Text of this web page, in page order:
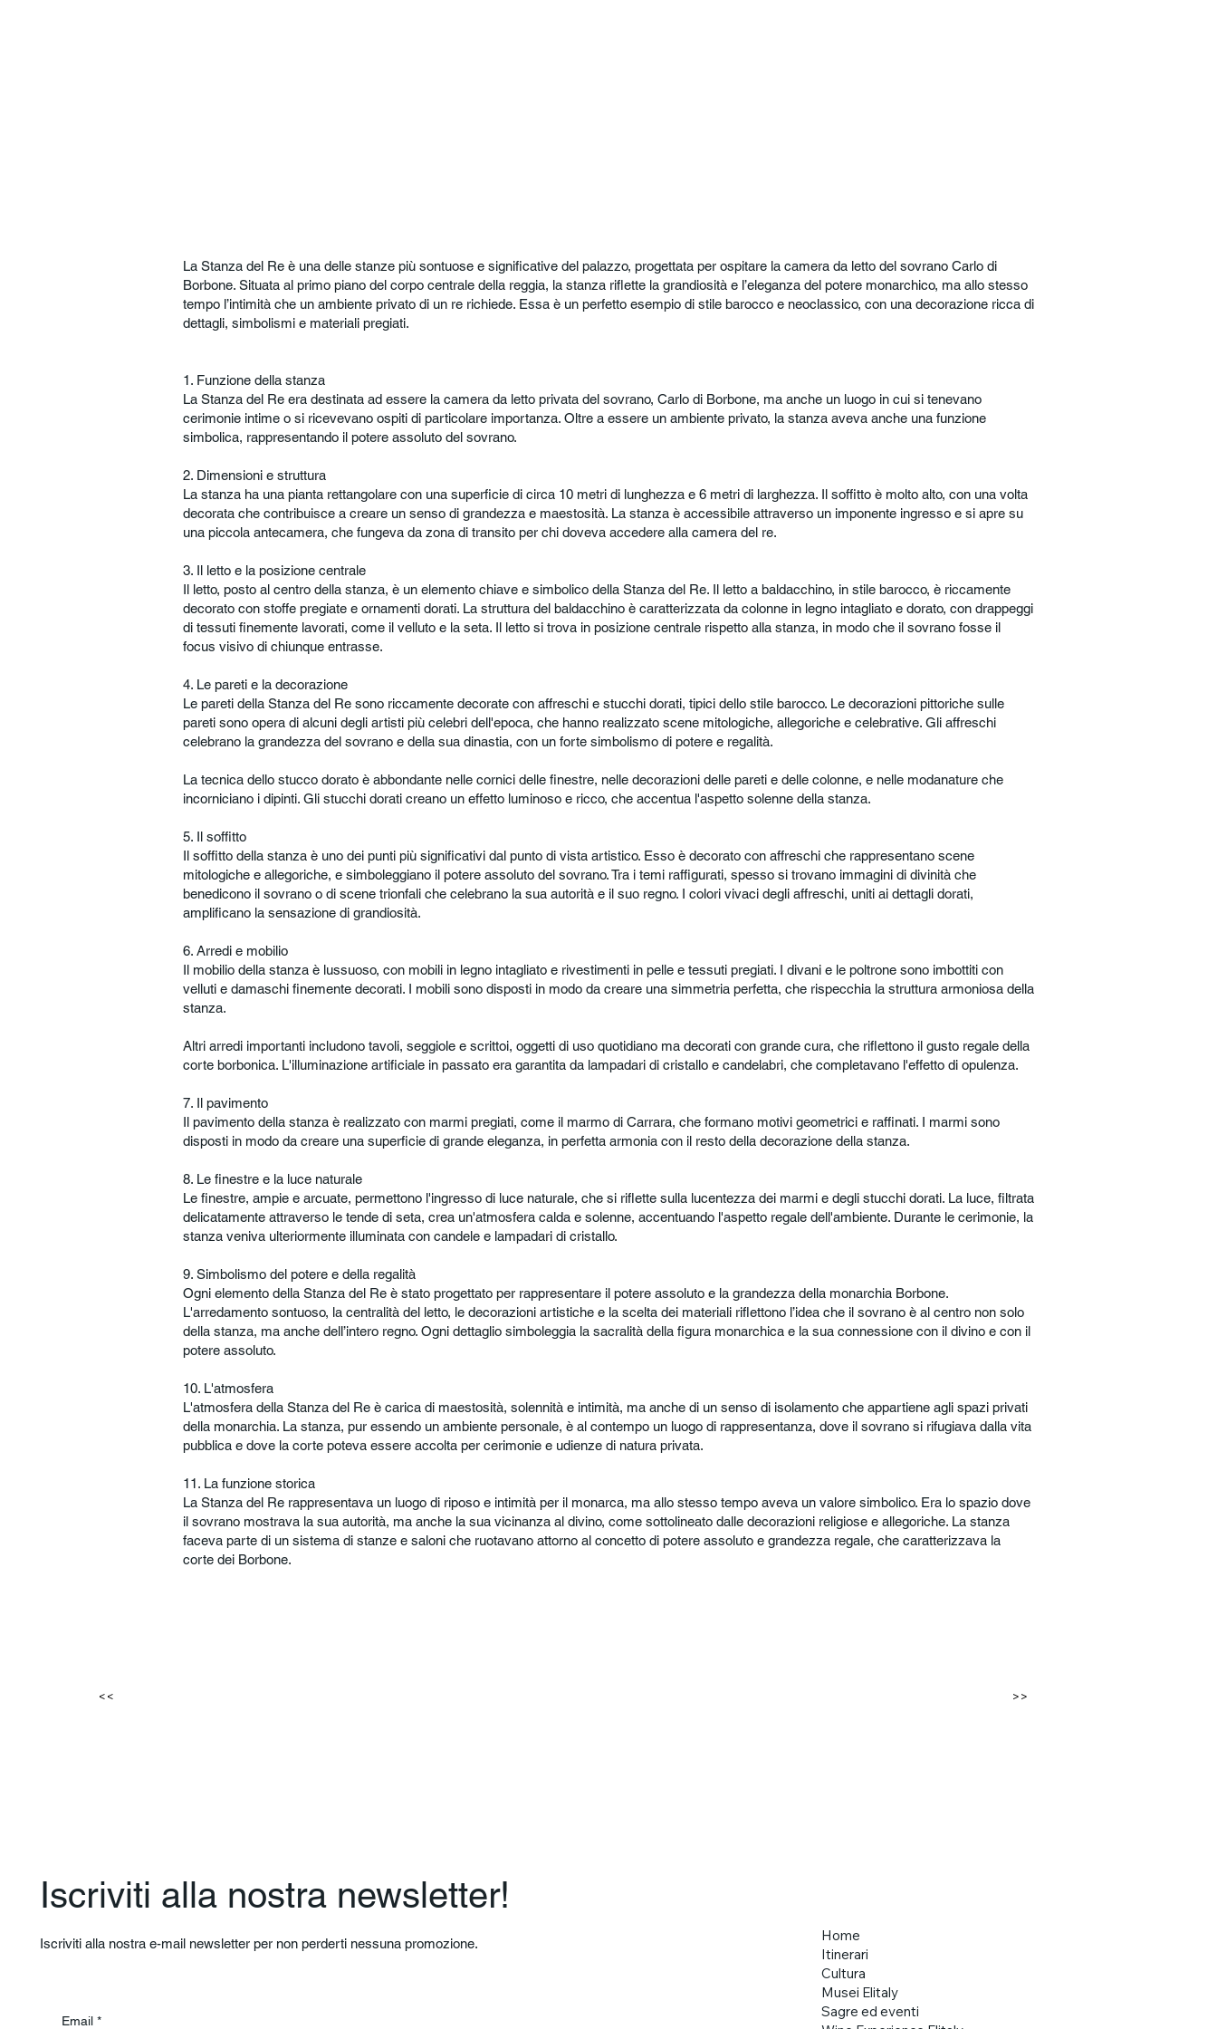
La Stanza del Re è una delle stanze più sontuose e significative del palazzo, progettata per ospitare la camera da letto del sovrano Carlo di
Borbone. Situata al primo piano del corpo centrale della reggia, la stanza riflette la grandiosità e l’eleganza del potere monarchico, ma allo stesso
tempo l’intimità che un ambiente privato di un re richiede. Essa è un perfetto esempio di stile barocco e neoclassico, con una decorazione ricca di
dettagli, simbolismi e materiali pregiati.
1. Funzione della stanza
La Stanza del Re era destinata ad essere la camera da letto privata del sovrano, Carlo di Borbone, ma anche un luogo in cui si tenevano
cerimonie intime o si ricevevano ospiti di particolare importanza. Oltre a essere un ambiente privato, la stanza aveva anche una funzione
simbolica, rappresentando il potere assoluto del sovrano.
2. Dimensioni e struttura
La stanza ha una pianta rettangolare con una superficie di circa 10 metri di lunghezza e 6 metri di larghezza. Il soffitto è molto alto, con una volta
decorata che contribuisce a creare un senso di grandezza e maestosità. La stanza è accessibile attraverso un imponente ingresso e si apre su
una piccola antecamera, che fungeva da zona di transito per chi doveva accedere alla camera del re.
3. Il letto e la posizione centrale
Il letto, posto al centro della stanza, è un elemento chiave e simbolico della Stanza del Re. Il letto a baldacchino, in stile barocco, è riccamente
decorato con stoffe pregiate e ornamenti dorati. La struttura del baldacchino è caratterizzata da colonne in legno intagliato e dorato, con drappeggi
di tessuti finemente lavorati, come il velluto e la seta. Il letto si trova in posizione centrale rispetto alla stanza, in modo che il sovrano fosse il
focus visivo di chiunque entrasse.
4. Le pareti e la decorazione
Le pareti della Stanza del Re sono riccamente decorate con affreschi e stucchi dorati, tipici dello stile barocco. Le decorazioni pittoriche sulle
pareti sono opera di alcuni degli artisti più celebri dell'epoca, che hanno realizzato scene mitologiche, allegoriche e celebrative. Gli affreschi
celebrano la grandezza del sovrano e della sua dinastia, con un forte simbolismo di potere e regalità.
La tecnica dello stucco dorato è abbondante nelle cornici delle finestre, nelle decorazioni delle pareti e delle colonne, e nelle modanature che
incorniciano i dipinti. Gli stucchi dorati creano un effetto luminoso e ricco, che accentua l'aspetto solenne della stanza.
5. Il soffitto
Il soffitto della stanza è uno dei punti più significativi dal punto di vista artistico. Esso è decorato con affreschi che rappresentano scene
mitologiche e allegoriche, e simboleggiano il potere assoluto del sovrano. Tra i temi raffigurati, spesso si trovano immagini di divinità che
benedicono il sovrano o di scene trionfali che celebrano la sua autorità e il suo regno. I colori vivaci degli affreschi, uniti ai dettagli dorati,
amplificano la sensazione di grandiosità.
6. Arredi e mobilio
Il mobilio della stanza è lussuoso, con mobili in legno intagliato e rivestimenti in pelle e tessuti pregiati. I divani e le poltrone sono imbottiti con
velluti e damaschi finemente decorati. I mobili sono disposti in modo da creare una simmetria perfetta, che rispecchia la struttura armoniosa della
stanza.
Altri arredi importanti includono tavoli, seggiole e scrittoi, oggetti di uso quotidiano ma decorati con grande cura, che riflettono il gusto regale della
corte borbonica. L'illuminazione artificiale in passato era garantita da lampadari di cristallo e candelabri, che completavano l'effetto di opulenza.
7. Il pavimento
Il pavimento della stanza è realizzato con marmi pregiati, come il marmo di Carrara, che formano motivi geometrici e raffinati. I marmi sono
disposti in modo da creare una superficie di grande eleganza, in perfetta armonia con il resto della decorazione della stanza.
8. Le finestre e la luce naturale
Le finestre, ampie e arcuate, permettono l'ingresso di luce naturale, che si riflette sulla lucentezza dei marmi e degli stucchi dorati. La luce, filtrata
delicatamente attraverso le tende di seta, crea un'atmosfera calda e solenne, accentuando l'aspetto regale dell'ambiente. Durante le cerimonie, la
stanza veniva ulteriormente illuminata con candele e lampadari di cristallo.
9. Simbolismo del potere e della regalità
Ogni elemento della Stanza del Re è stato progettato per rappresentare il potere assoluto e la grandezza della monarchia Borbone.
L'arredamento sontuoso, la centralità del letto, le decorazioni artistiche e la scelta dei materiali riflettono l’idea che il sovrano è al centro non solo
della stanza, ma anche dell’intero regno. Ogni dettaglio simboleggia la sacralità della figura monarchica e la sua connessione con il divino e con il
potere assoluto.
10. L'atmosfera
L'atmosfera della Stanza del Re è carica di maestosità, solennità e intimità, ma anche di un senso di isolamento che appartiene agli spazi privati
della monarchia. La stanza, pur essendo un ambiente personale, è al contempo un luogo di rappresentanza, dove il sovrano si rifugiava dalla vita
pubblica e dove la corte poteva essere accolta per cerimonie e udienze di natura privata.
11. La funzione storica
La Stanza del Re rappresentava un luogo di riposo e intimità per il monarca, ma allo stesso tempo aveva un valore simbolico. Era lo spazio dove
il sovrano mostrava la sua autorità, ma anche la sua vicinanza al divino, come sottolineato dalle decorazioni religiose e allegoriche. La stanza
faceva parte di un sistema di stanze e saloni che ruotavano attorno al concetto di potere assoluto e grandezza regale, che caratterizzava la
corte dei Borbone.
<< >>
Iscriviti alla nostra newsletter!
Iscriviti alla nostra e-mail newsletter per non perderti nessuna promozione.
Email *
Home
Itinerari
Cultura
Musei Elitaly
Sagre ed eventi